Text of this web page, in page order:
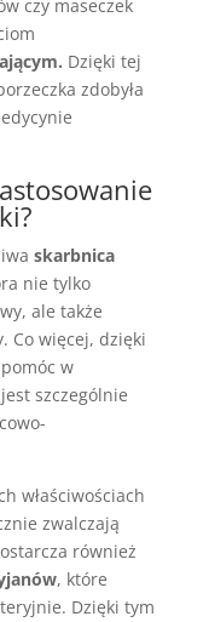
czy maseczek
Dzięki tej
zdobyła
skarbnica
nie tylko
ale także
Co więcej, dzięki
w
szczególnie
właściwościach
zwalczają
również
, które
Dzięki tym